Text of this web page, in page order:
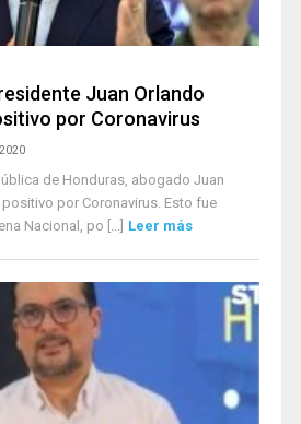
Juan Orlando
por Coronavirus
de Honduras, abogado Juan
por Coronavirus. Esto fue
Nacional, po [...] Leer más